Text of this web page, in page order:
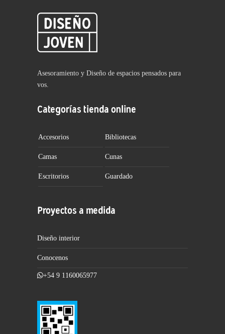
Asesoramiento y Diseño de espacios pensados para
vos.
Categorías tienda online
Accesorios Bibliotecas
Camas Cunas
Escritorios Guardado
Proyectos a medida
Diseño interior
Conocenos
+54 9 1160065977